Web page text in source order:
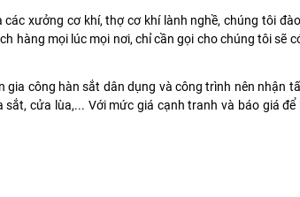
xưởng cơ khí, thợ cơ khí lành nghề, chúng tôi
hàng mọi lúc mọi nơi, chỉ cần gọi cho chúng tôi sẽ
công hàn sắt dân dụng và công trình nên nhận
cửa lùa,... Với mức giá cạnh tranh và báo giá